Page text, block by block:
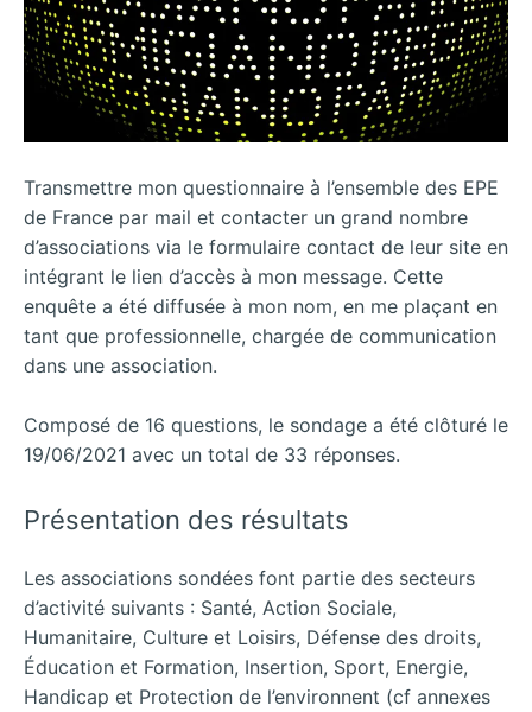
Transmettre mon questionnaire à l’ensemble des EPE
de France par mail et contacter un grand nombre
d’associations via le formulaire contact de leur site en
intégrant le lien d’accès à mon message. Cette
enquête a été diffusée à mon nom, en me plaçant en
tant que professionnelle, chargée de communication
dans une association.
Composé de 16 questions, le sondage a été clôturé le
19/06/2021 avec un total de 33 réponses.
Présentation des résultats
Les associations sondées font partie des secteurs
d’activité suivants : Santé, Action Sociale,
Humanitaire, Culture et Loisirs, Défense des droits,
Éducation et Formation, Insertion, Sport, Energie,
Handicap et Protection de l’environnent (cf annexes